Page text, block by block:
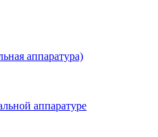
аппаратура)
аппаратуре